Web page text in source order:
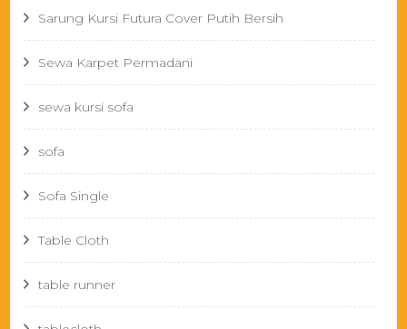
Sarung Kursi Futura Cover Putih Bersih
Sewa Karpet Permadani
sewa kursi sofa
sofa
Sofa Single
Table Cloth
table runner